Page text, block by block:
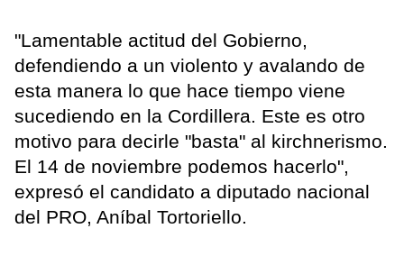
"Lamentable actitud del Gobierno,
defendiendo a un violento y avalando de
esta manera lo que hace tiempo viene
sucediendo en la Cordillera. Este es otro
motivo para decirle "basta" al kirchnerismo.
El 14 de noviembre podemos hacerlo",
expresó el candidato a diputado nacional
del PRO, Aníbal Tortoriello.